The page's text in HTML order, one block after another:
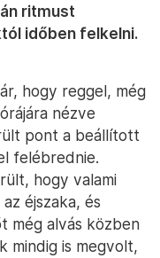
ritmust
időben felkelni.
hogy reggel, még
nézve
pont a beállított
felébrednie.
hogy valami
éjszaka, és
még alvás közben
mindig is megvolt,